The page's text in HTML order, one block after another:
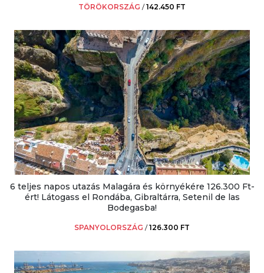
TÖRÖKORSZÁG /142.450 FT
6 teljes napos utazás Malagára és környékére 126.300 Ft-
ért! Látogass el Rondába, Gibraltárra, Setenil de las
Bodegasba!
SPANYOLORSZÁG /126.300 FT